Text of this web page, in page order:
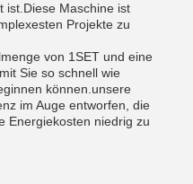
ist.Diese Maschine ist
Projekte zu
von 1SET und eine
Sie so schnell wie
können.unsere
im Auge entworfen, die
Energiekosten niedrig zu